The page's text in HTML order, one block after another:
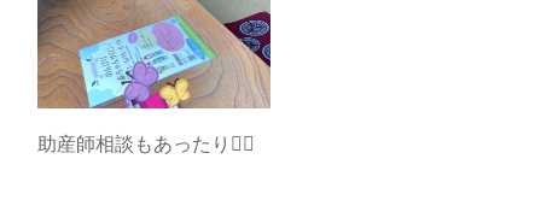
助産師相談もあったり🙆‍♀️